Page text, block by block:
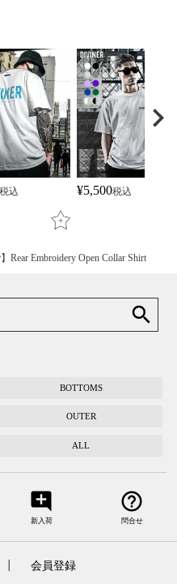
税込 ¥5,500税込
】Rear Embroidery Open Collar Shirt
search
BOTTOMS
OUTER
ALL
add_comment
新入荷
help_outline
問合せ
会員登録